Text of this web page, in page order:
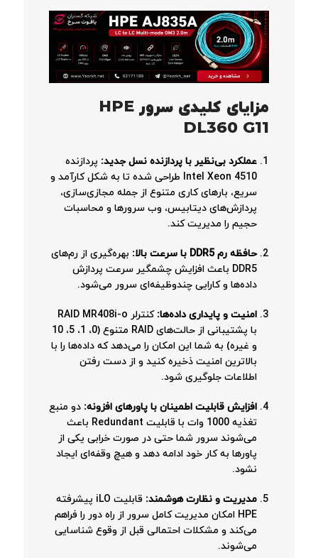
مزایای کلیدی سرور HPE
DL360 G11
عملکرد بی‌نظیر با پردازنده نسل جدید: پردازنده
Intel Xeon 4510 طراحی شده تا به شکل کارآمد و
سریع، بارهای کاری متنوع از جمله مجازی‌سازی،
پردازش‌های دیتابیس، وب سرورها و محاسبات
حجیم را مدیریت کند.
حافظه رم DDR5 با سرعت بالا:
بهره‌گیری از رم‌های
DDR5 باعث افزایش چشمگیر سرعت پردازش
داده‌ها و کارایی چندوظیفه‌ای سرور می‌شود.
امنیت و پایداری داده‌ها:
کنترلر RAID MR408i-o
با پشتیبانی از حالت‌های RAID متنوع (0، 1، 5، 10
و غیره) به شما این امکان را می‌دهد که داده‌ها را با
بالاترین امنیت ذخیره کنید و از دست رفتن
اطلاعات جلوگیری شود.
افزایش قابلیت اطمینان با پاورهای افزونه: دو منبع
تغذیه 1000 وات با قابلیت Redundant باعث
می‌شوند سرور شما حتی در صورت خرابی یکی از
پاورها به کار خود ادامه دهد و هیچ وقفه‌ای ایجاد
نشود.
مدیریت و نظارت هوشمند:
قابلیت iLO پیشرفته
HPE امکان مدیریت کامل سرور از راه دور را فراهم
می‌کند و مشکلات احتمالی قبل از وقوع شناسایی
می‌شوند.